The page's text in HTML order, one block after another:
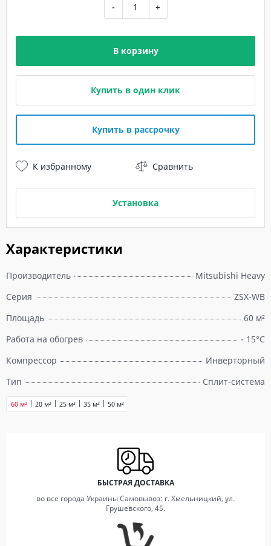
Характеристики
Производитель
Mitsubishi Heavy
Серия
ZSX-WB
Площадь
60 м²
Работа на обогрев
- 15°С
Компрессор
Инверторный
Тип
Сплит-система
20 м² 25 м² 35 м² 50 м²
60 м²
- +
В корзину
Купить в один клик
Купить в рассрочку
К избранному Сравнить
Установка
БЫСТРАЯ ДОСТАВКА
во все города Украины Самовывоз: г. Хмельницкий, ул.
Грушевского, 45.